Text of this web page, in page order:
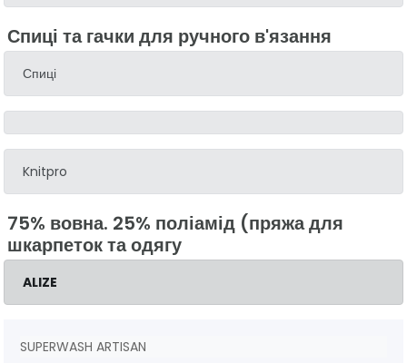
Спиці та гачки для ручного в'язання
Спиці
Knitpro
75% вовна. 25% поліамід (пряжа для
шкарпеток та одягу
ALIZE
SUPERWASH ARTISAN